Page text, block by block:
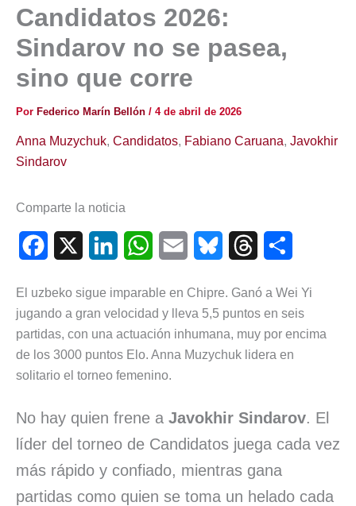
Candidatos 2026:
Sindarov no se pasea,
sino que corre
Por Federico Marín Bellón / 4 de abril de 2026
Anna Muzychuk, Candidatos, Fabiano Caruana, Javokhir
Sindarov
Comparte la noticia
e
b
o
k
n
k
e
I
n
W
t
s
p
p
i
l
e
s
y
e
a
s
p
a
t
i
El uzbeko sigue imparable en Chipre. Ganó a Wei Yi
jugando a gran velocidad y lleva 5,5 puntos en seis
partidas, con una actuación inhumana, muy por encima
de los 3000 puntos Elo. Anna Muzychuk lidera en
solitario el torneo femenino.
No hay quien frene a Javokhir Sindarov. El
líder del torneo de Candidatos juega cada vez
más rápido y confiado, mientras gana
partidas como quien se toma un helado cada